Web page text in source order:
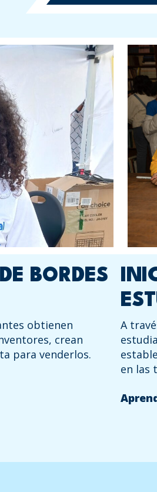
BORDES
obtienen
crean
para venderlos.
A
en las